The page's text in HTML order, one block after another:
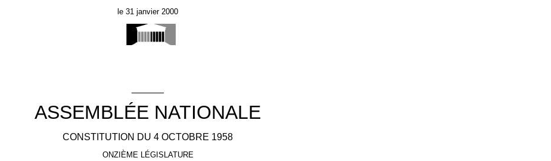
le 31 janvier 2000
ASSEMBLÉE NATIONALE
CONSTITUTION DU 4 OCTOBRE 1958
ONZIÈME LÉGISLATURE